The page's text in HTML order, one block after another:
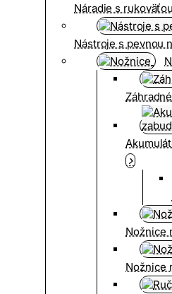
Náradie s rukoväťou
Nástroje s pevnou
Nožnice
Nožnice